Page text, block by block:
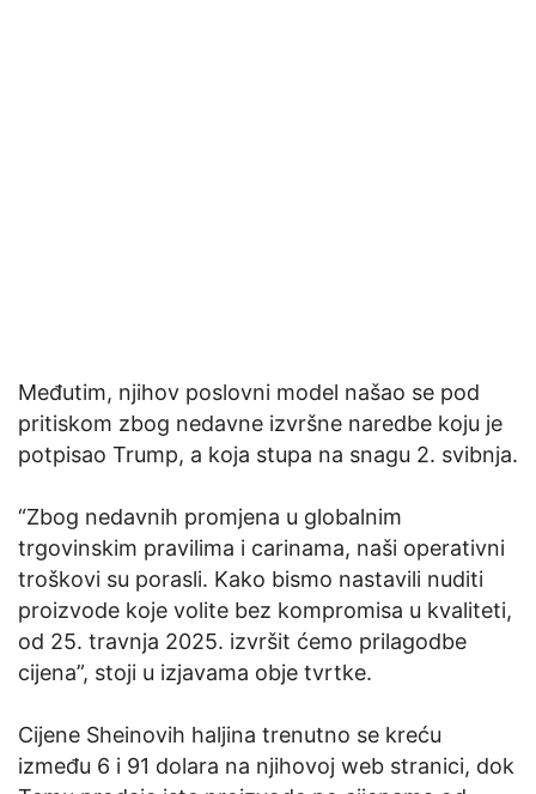
Međutim, njihov poslovni model našao se pod
pritiskom zbog nedavne izvršne naredbe koju je
potpisao Trump, a koja stupa na snagu 2. svibnja.
“Zbog nedavnih promjena u globalnim
trgovinskim pravilima i carinama, naši operativni
troškovi su porasli. Kako bismo nastavili nuditi
proizvode koje volite bez kompromisa u kvaliteti,
od 25. travnja 2025. izvršit ćemo prilagodbe
cijena”, stoji u izjavama obje tvrtke.
Cijene Sheinovih haljina trenutno se kreću
između 6 i 91 dolara na njihovoj web stranici, dok